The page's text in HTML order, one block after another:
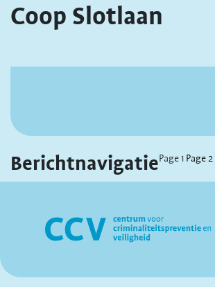
Coop Slotlaan
BerichtnavigatiePage1 Page2